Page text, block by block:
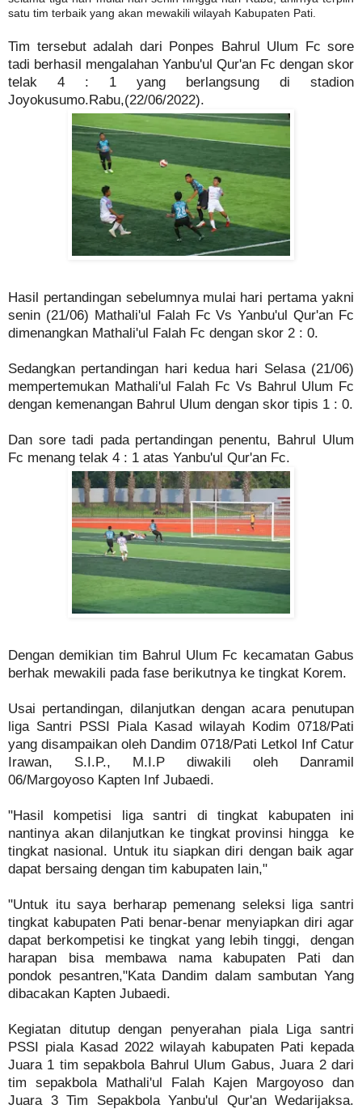
satu tim terbaik yang akan mewakili wilayah Kabupaten Pati.
Tim tersebut adalah dari Ponpes Bahrul Ulum Fc sore
tadi berhasil mengalahan Yanbu'ul Qur'an Fc dengan skor
telak 4 : 1 yang berlangsung di stadion
Joyokusumo.Rabu,(22/06/2022).
Hasil pertandingan sebelumnya mulai hari pertama yakni
senin (21/06) Mathali'ul Falah Fc Vs Yanbu'ul Qur'an Fc
dimenangkan Mathali'ul Falah Fc dengan skor 2 : 0.
Sedangkan pertandingan hari kedua hari Selasa (21/06)
mempertemukan Mathali'ul Falah Fc Vs Bahrul Ulum Fc
dengan kemenangan Bahrul Ulum dengan skor tipis 1 : 0.
Dan sore tadi pada pertandingan penentu, Bahrul Ulum
Fc menang telak 4 : 1 atas Yanbu'ul Qur'an Fc.
Dengan demikian tim Bahrul Ulum Fc kecamatan Gabus
berhak mewakili pada fase berikutnya ke tingkat Korem.
Usai pertandingan, dilanjutkan dengan acara penutupan
liga Santri PSSI Piala Kasad wilayah Kodim 0718/Pati
yang disampaikan oleh Dandim 0718/Pati Letkol Inf Catur
Irawan, S.I.P., M.I.P diwakili oleh Danramil
06/Margoyoso Kapten Inf Jubaedi.
"Hasil kompetisi liga santri di tingkat kabupaten ini
nantinya akan dilanjutkan ke tingkat provinsi hingga ke
tingkat nasional. Untuk itu siapkan diri dengan baik agar
dapat bersaing dengan tim kabupaten lain,"
"Untuk itu saya berharap pemenang seleksi liga santri
tingkat kabupaten Pati benar-benar menyiapkan diri agar
dapat berkompetisi ke tingkat yang lebih tinggi, dengan
harapan bisa membawa nama kabupaten Pati dan
pondok pesantren,"Kata Dandim dalam sambutan Yang
dibacakan Kapten Jubaedi.
Kegiatan ditutup dengan penyerahan piala Liga santri
PSSI piala Kasad 2022 wilayah kabupaten Pati kepada
Juara 1 tim sepakbola Bahrul Ulum Gabus, Juara 2 dari
tim sepakbola Mathali'ul Falah Kajen Margoyoso dan
Juara 3 Tim Sepakbola Yanbu'ul Qur'an Wedarijaksa.